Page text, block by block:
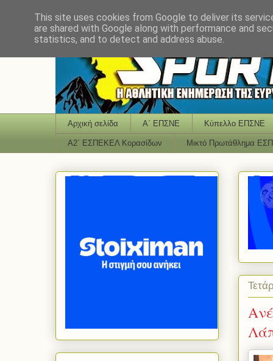
Αρχική σελίδα Α΄ ΕΠΣΝΕ Κύπελλο ΕΠΣΝΕ
Α2΄ ΕΣΠΕΚΕΛ Κορασίδων Μικτό Πρωτάθλημα
This site uses cookies from Google to deliver its
are shared with Google along with performance and
statistics, and to detect and address abuse.